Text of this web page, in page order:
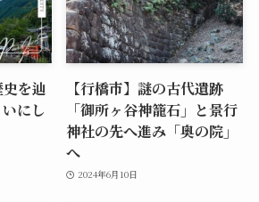
史を辿
にし
【行橋市】謎の古代遺跡
「御所ヶ谷神籠石」と景行
神社の先へ進み「奥の院」
へ
2024年6月10日